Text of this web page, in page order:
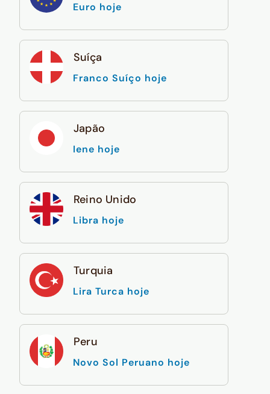
Euro hoje
Suíça
Franco Suíço hoje
Japão
Iene hoje
Reino Unido
Libra hoje
Turquia
Lira Turca hoje
Peru
Novo Sol Peruano hoje